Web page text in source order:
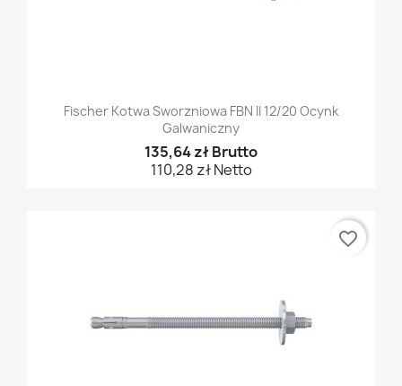
Fischer Kotwa Sworzniowa FBN II 12/20 Ocynk
Galwaniczny
135,64 zł Brutto
110,28 zł Netto
favorite_border